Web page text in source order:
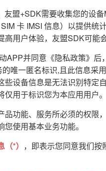
盟+SDK需要收集您的设
卡 IMSI 信息）以提供
高用户体验，友盟SDK可能
APP并同意《隐私政策》后
唯一匿名标识,且此信息采
些设备信息是无法识别特定
用于标识您为本应用用户。
品功能、服务所必须的权限
使用基本业务功能。
*） ，即表示您同意我们